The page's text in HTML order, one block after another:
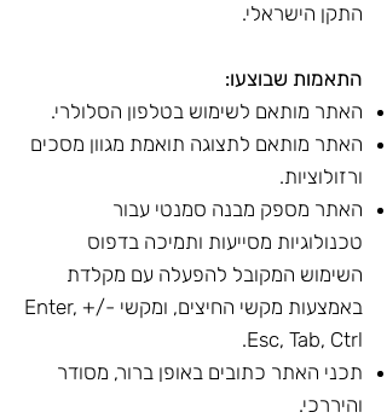
התקן הישראלי.
התאמות שבוצעו:
האתר מותאם לשימוש בטלפון הסלולרי.
האתר מותאם לתצוגה תואמת מגוון מסכים
ורזולוציות.
האתר מספק מבנה סמנטי עבור
טכנולוגיות מסייעות ותמיכה בדפוס
השימוש המקובל להפעלה עם מקלדת
באמצעות מקשי החיצים, ומקשי -/+ Enter,
Esc, Tab, Ctrl.
תכני האתר כתובים באופן ברור, מסודר
והיררכי.